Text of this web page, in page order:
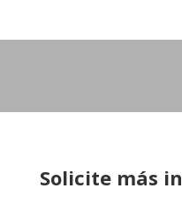
Solicite más